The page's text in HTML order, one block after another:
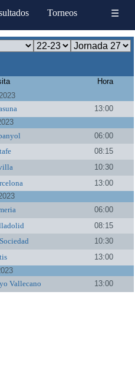
Torneos ☰
Hora
13:00
06:00
08:15
10:30
13:00
06:00
08:15
10:30
13:00
Vallecano 13:00